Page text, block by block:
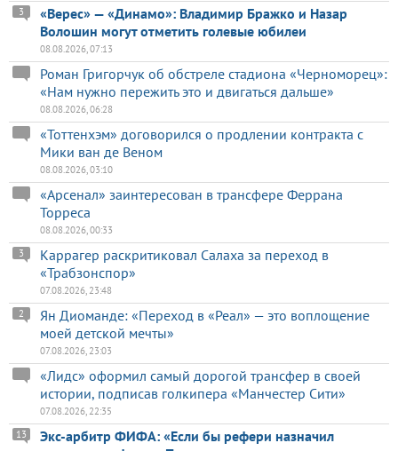
«Верес» — «Динамо»: Владимир Бражко и Назар
Волошин могут отметить голевые юбилеи
3
08.08.2026, 07:13
Роман Григорчук об обстреле стадиона «Черноморец»:
«Нам нужно пережить это и двигаться дальше»
08.08.2026, 06:28
«Тоттенхэм» договорился о продлении контракта с
Мики ван де Веном
08.08.2026, 03:10
«Арсенал» заинтересован в трансфере Феррана
Торреса
08.08.2026, 00:33
Каррагер раскритиковал Салаха за переход в
«Трабзонспор»
3
07.08.2026, 23:48
Ян Диоманде: «Переход в «Реал» — это воплощение
моей детской мечты»
2
07.08.2026, 23:03
«Лидс» оформил самый дорогой трансфер в своей
истории, подписав голкипера «Манчестер Сити»
07.08.2026, 22:35
Экс-арбитр ФИФА: «Если бы рефери назначил
13